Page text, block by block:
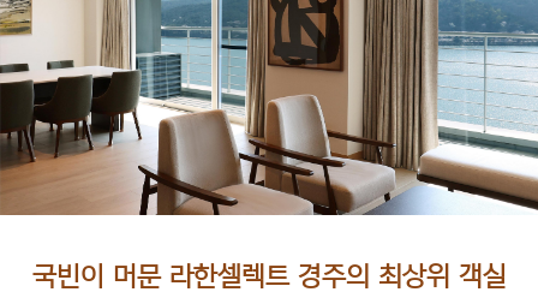
국빈이 머문 라한셀렉트 경주의 최상위 객실